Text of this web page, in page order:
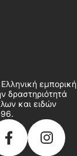
εμπορική
δραστηριότητά
και ειδών